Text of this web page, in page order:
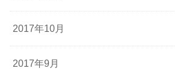
2017年10月
2017年9月